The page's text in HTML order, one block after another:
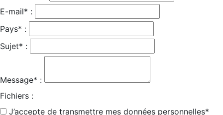
E-mail* :
Pays* :
Sujet* :
Message* :
Fichiers :
J’accepte de transmettre mes données personnelles*